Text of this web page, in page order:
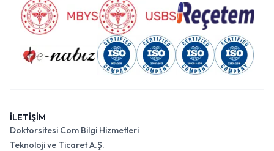
İLETİŞİM
Doktorsitesi Com Bilgi Hizmetleri
Teknoloji ve Ticaret A.Ş.